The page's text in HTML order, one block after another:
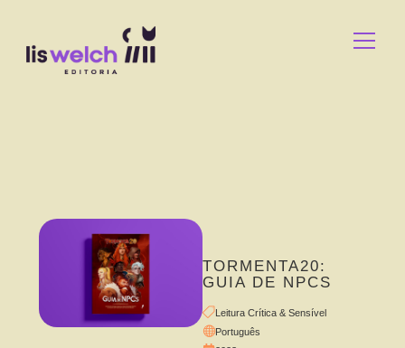
TORMENTA20:
GUIA DE NPCS
Leitura Crítica & Sensível
Português